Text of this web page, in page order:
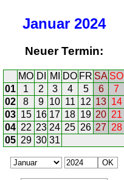
Januar 2024
Neuer Termin:
MO DI MI DO FR SA SO
01
1 2 3 4 5 6
7
02
8 9 10 11 12 13 14
03 15 16 17 18 19 20 21
04 22 23 24 25 26 27 28
05 29 30 31